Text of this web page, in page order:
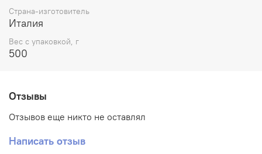
Страна-изготовитель
Италия
Вес с упаковкой, г
500
Отзывы
Отзывов еще никто не оставлял
Написать отзыв